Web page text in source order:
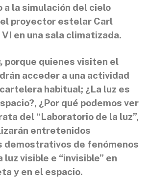
a la simulación del cielo
proyector estelar Carl
en una sala climatizada.
porque quienes visiten el
acceder a una actividad
habitual; ¿La luz es
¿Por qué podemos ver
del “Laboratorio de la luz”,
entretenidos
demostrativos de fenómenos
luz visible e “invisible” en
y en el espacio.